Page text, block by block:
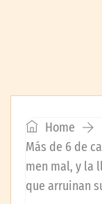
Home
Más de 6 de
men mal, y la
que arruinan